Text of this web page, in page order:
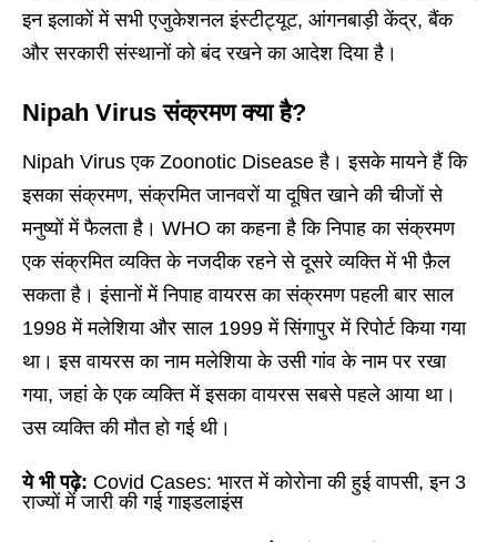
इन इलाकों में सभी एजुकेशनल इंस्टीट्यूट, आंगनबाड़ी केंद्र, बैंक
और सरकारी संस्थानों को बंद रखने का आदेश दिया है।
Nipah Virus संक्रमण क्या है?
Nipah Virus एक Zoonotic Disease है। इसके मायने हैं कि
इसका संक्रमण, संक्रमित जानवरों या दूषित खाने की चीजों से
मनुष्यों में फैलता है। WHO का कहना है कि निपाह का संक्रमण
एक संक्रमित व्यक्ति के नजदीक रहने से दूसरे व्यक्ति में भी फ़ैल
सकता है। इंसानों में निपाह वायरस का संक्रमण पहली बार साल
1998 में मलेशिया और साल 1999 में सिंगापुर में रिपोर्ट किया गया
था। इस वायरस का नाम मलेशिया के उसी गांव के नाम पर रखा
गया, जहां के एक व्यक्ति में इसका वायरस सबसे पहले आया था।
उस व्यक्ति की मौत हो गई थी।
ये भी पढ़े: Covid Cases: भारत में कोरोना की हुई वापसी, इन 3
राज्यों में जारी की गई गाइडलाइंस